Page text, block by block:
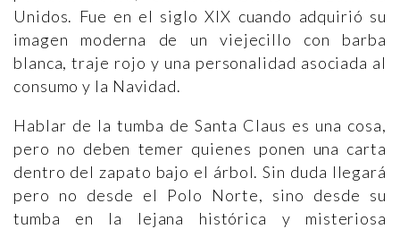
Unidos. Fue en el siglo XIX cuando adquirió su
imagen moderna de un viejecillo con barba
blanca, traje rojo y una personalidad asociada al
consumo y la Navidad.
Hablar de la tumba de Santa Claus es una cosa,
pero no deben temer quienes ponen una carta
dentro del zapato bajo el árbol. Sin duda llegará
pero no desde el Polo Norte, sino desde su
tumba en la lejana histórica y misteriosa